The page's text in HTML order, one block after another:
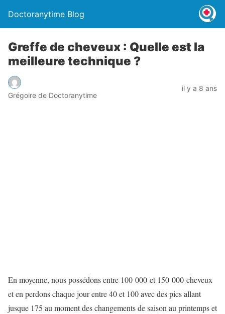
Doctoranytime Blog
Greffe de cheveux : Quelle est la
meilleure technique ?
Grégoire de Doctoranytime
il y a 8 ans
En moyenne, nous possédons entre 100 000 et 150 000 cheveux
et en perdons chaque jour entre 40 et 100 avec des pics allant
jusque 175 au moment des changements de saison au printemps et